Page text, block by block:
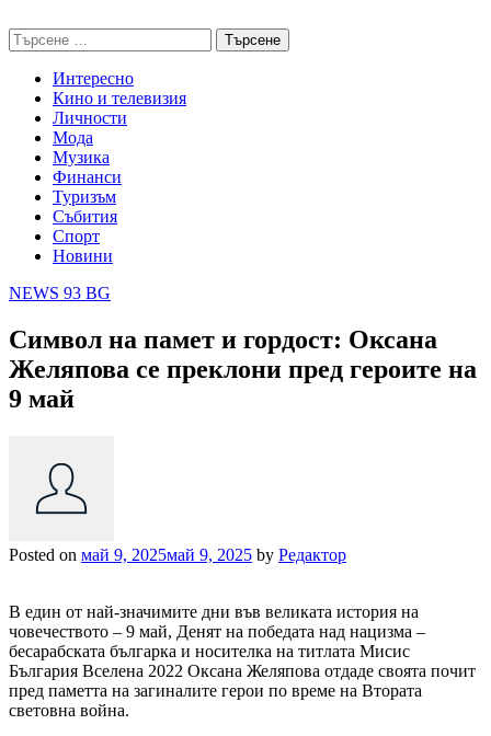
to
content
Търсене
за:
Интересно
Кино и телевизия
Личности
Мода
Музика
Финанси
Туризъм
Събития
Спорт
Новини
NEWS 93 BG
Символ на памет и гордост: Оксана
Желяпова се преклони пред героите на
9 май
Posted on май 9, 2025май 9, 2025 by Редактор
В един от най-значимите дни във великата история на
човечеството – 9 май, Денят на победата над нацизма –
бесарабската българка и носителка на титлата Мисис
България Вселена 2022 Оксана Желяпова отдаде своята почит
пред паметта на загиналите герои по време на Втората
световна война.